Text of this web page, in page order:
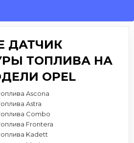
ДАТЧИК
ТОПЛИВА НА
OPEL
Ascona
Astra
Combo
Frontera
Kadett